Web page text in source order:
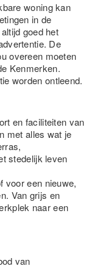
woning kan
in de
goed het
De
overeen moeten
Kenmerken.
worden ontleend.
en faciliteiten van
met alles wat je
stedelijk leven
voor een nieuwe,
Van grijs en
naar een
van